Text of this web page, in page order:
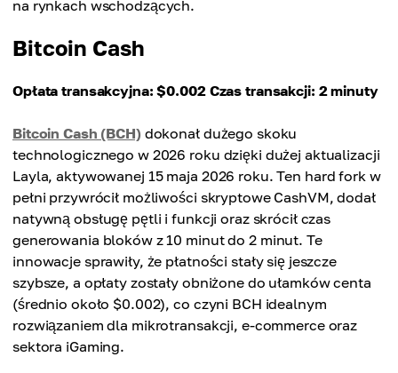
na rynkach wschodzących.
Bitcoin Cash
Opłata transakcyjna: $0.002 Czas transakcji: 2 minuty
Bitcoin Cash (BCH) dokonał dużego skoku
technologicznego w 2026 roku dzięki dużej aktualizacji
Layla, aktywowanej 15 maja 2026 roku. Ten hard fork w
pełni przywrócił możliwości skryptowe CashVM, dodał
natywną obsługę pętli i funkcji oraz skrócił czas
generowania bloków z 10 minut do 2 minut. Te
innowacje sprawiły, że płatności stały się jeszcze
szybsze, a opłaty zostały obniżone do ułamków centa
(średnio około $0.002), co czyni BCH idealnym
rozwiązaniem dla mikrotransakcji, e-commerce oraz
sektora iGaming.